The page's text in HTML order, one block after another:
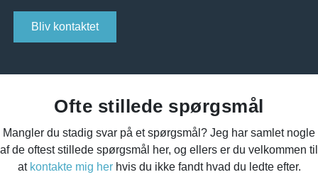
Please leave this field empty.
Ofte stillede spørgsmål
Mangler du stadig svar på et spørgsmål? Jeg har samlet nogle
af de oftest stillede spørgsmål her, og ellers er du velkommen til
at kontakte mig herhvis du ikke fandt hvad du ledte efter.